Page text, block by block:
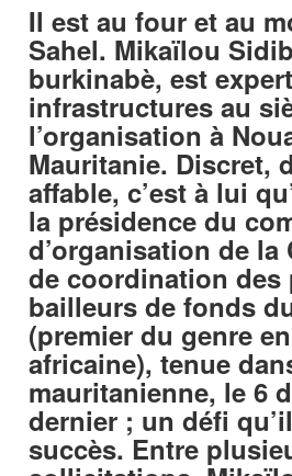
Il est au four et au
Sahel. Mikaïlou
burkinabè, est expert
infrastructures au
l’organisation à
Mauritanie. Discret,
affable, c’est à lui
la présidence du
d’organisation de la
de coordination des
bailleurs de fonds
(premier du genre
africaine), tenue
mauritanienne, le 6
dernier ; un défi
succès. Entre